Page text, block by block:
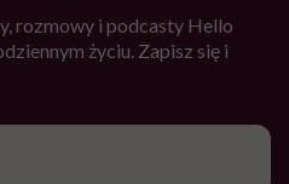
rozmowy i podcasty Hello
życiu. Zapisz się i